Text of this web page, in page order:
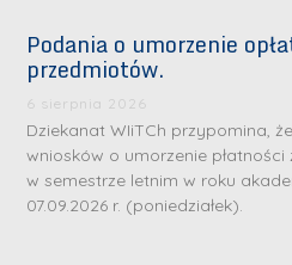
Podania o umorzenie
przedmiotów.
6 sierpnia 2026
Dziekanat WIiTCh przypomina,
wniosków o umorzenie
w semestrze letnim w roku
07.09.2026 r. (poniedziałek).